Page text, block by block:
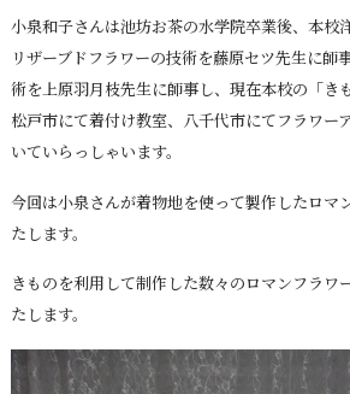
小泉和子さんは池坊お茶の水学院卒業後、本校
リザーブドフラワーの技術を藤原セツ先生に師
術を上原羽月枝先生に師事し、現在本校の「き
松戸市にて着付け教室、八千代市にてフラワー
いていらっしゃいます。
今回は小泉さんが着物地を使って製作したロマ
たします。
きものを利用して制作した数々のロマンフラワ
たします。